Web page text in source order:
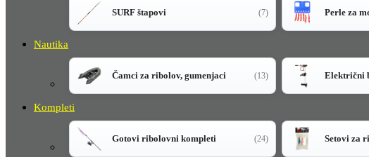
SURF štapovi (7) Perle za
Nautika
Čamci za ribolov, gumenjaci (13) Električni
Kompleti
Gotovi ribolovni kompleti (24) Setovi za